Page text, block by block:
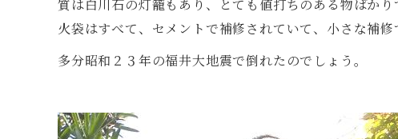
質は白川石の灯籠もあり、とても値打ちのある物ばか
火袋はすべて、セメントで補修されていて、小さな補修
多分昭和２３年の福井大地震で倒れたのでしょう。